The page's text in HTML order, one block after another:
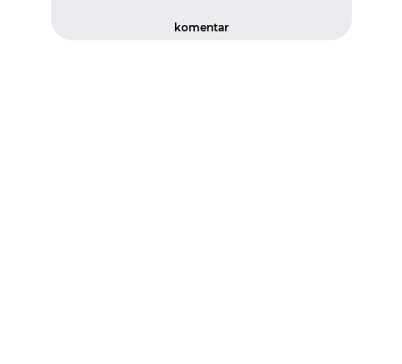
komentar